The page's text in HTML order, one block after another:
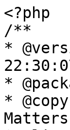
<?php
/**
*
*
*